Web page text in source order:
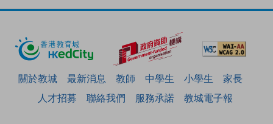
關於教城 最新消息 教師 中學生 小學生
家長
人才招募
聯絡我們 服務承諾 教城電子報